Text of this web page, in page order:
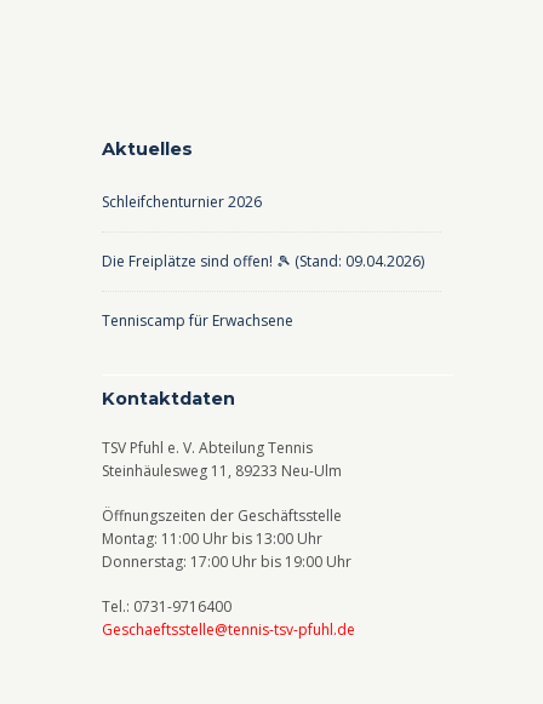
Aktuelles
Schleifchenturnier 2026
Die Freiplätze sind offen! 🎾 (Stand: 09.04.2026)
Tenniscamp für Erwachsene
Kontaktdaten
TSV Pfuhl e. V. Abteilung Tennis
Steinhäulesweg 11, 89233 Neu-Ulm
Öffnungszeiten der Geschäftsstelle
Montag: 11:00 Uhr bis 13:00 Uhr
Donnerstag: 17:00 Uhr bis 19:00 Uhr
Tel.: 0731-9716400
Geschaeftsstelle@tennis-tsv-pfuhl.de